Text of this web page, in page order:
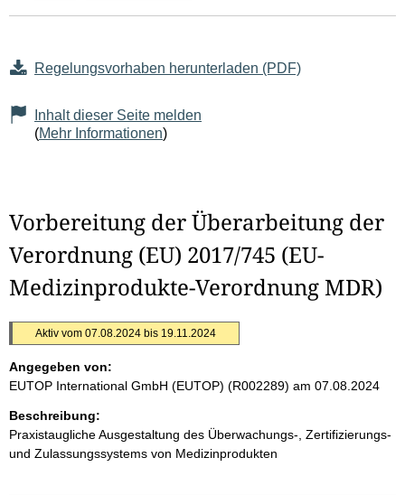
Regelungsvorhaben herunterladen (PDF)
Inhalt dieser Seite melden
(Mehr Informationen)
Vorbereitung der Überarbeitung der
Verordnung (EU) 2017/745 (EU-
Medizinprodukte-Verordnung MDR)
Aktiv vom 07.08.2024 bis 19.11.2024
Angegeben von:
EUTOP International GmbH (EUTOP) (R002289) am 07.08.2024
Beschreibung:
Praxistaugliche Ausgestaltung des Überwachungs-, Zertifizierungs-
und Zulassungssystems von Medizinprodukten